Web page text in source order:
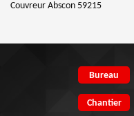
Couvreur Abscon 59215
Bureau
Chantier